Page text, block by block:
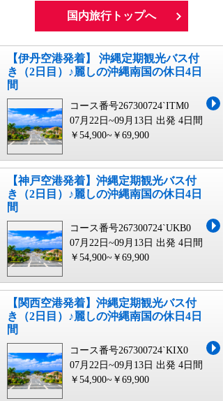
国内旅行トップへ
【伊丹空港発着】 沖縄定期観光バス付
き（2日目）♪麗しの沖縄南国の休日4日
間
コース番号267300724`ITM0
07月22日~09月13日 出発 4日間
￥54,900~￥69,900
【神戸空港発着】沖縄定期観光バス付
き（2日目）♪麗しの沖縄南国の休日4日
間
コース番号267300724`UKB0
07月22日~09月13日 出発 4日間
￥54,900~￥69,900
【関西空港発着】沖縄定期観光バス付
き（2日目）♪麗しの沖縄南国の休日4日
間
コース番号267300724`KIX0
07月22日~09月13日 出発 4日間
￥54,900~￥69,900